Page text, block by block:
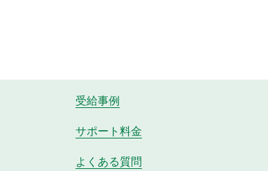
受給事例
サポート料金
よくある質問